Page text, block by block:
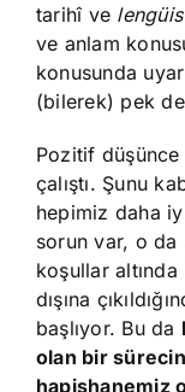
tarihî ve
ve anlam
konusunda
(bilerek) pek
Pozitif
çalıştı. Şunu
hepimiz daha
sorun var, o da
koşullar altında
dışına
başlıyor. Bu da
olan bir
hapishanemiz